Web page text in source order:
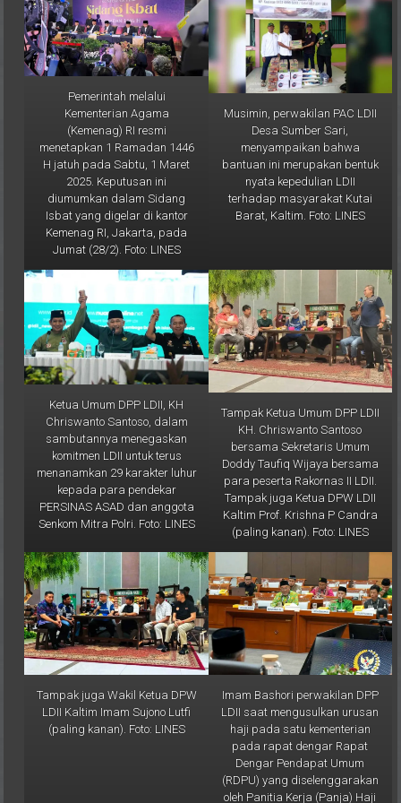
Pemerintah melalui
Kementerian Agama
(Kemenag) RI resmi
menetapkan 1 Ramadan 1446
H jatuh pada Sabtu, 1 Maret
2025. Keputusan ini
diumumkan dalam Sidang
Isbat yang digelar di kantor
Kemenag RI, Jakarta, pada
Jumat (28/2). Foto: LINES
Musimin, perwakilan PAC LDII
Desa Sumber Sari,
menyampaikan bahwa
bantuan ini merupakan bentuk
nyata kepedulian LDII
terhadap masyarakat Kutai
Barat, Kaltim. Foto: LINES
Ketua Umum DPP LDII, KH
Chriswanto Santoso, dalam
sambutannya menegaskan
komitmen LDII untuk terus
menanamkan 29 karakter luhur
kepada para pendekar
PERSINAS ASAD dan anggota
Senkom Mitra Polri. Foto: LINES
Tampak Ketua Umum DPP LDII
KH. Chriswanto Santoso
bersama Sekretaris Umum
Doddy Taufiq Wijaya bersama
para peserta Rakornas II LDII.
Tampak juga Ketua DPW LDII
Kaltim Prof. Krishna P Candra
(paling kanan). Foto: LINES
Tampak juga Wakil Ketua DPW
LDII Kaltim Imam Sujono Lutfi
(paling kanan). Foto: LINES
Imam Bashori perwakilan DPP
LDII saat mengusulkan urusan
haji pada satu kementerian
pada rapat dengar Rapat
Dengar Pendapat Umum
(RDPU) yang diselenggarakan
oleh Panitia Kerja (Panja) Haji
dan Umrah Komisi VIII DPR RI